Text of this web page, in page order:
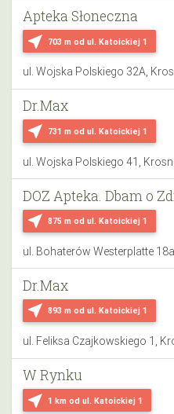
near_me 703 m od ul. Katoickiej 1
Apteka Słoneczna
ul. Wojska Polskiego 32A,
near_me 731 m od ul. Katoickiej 1
Dr.Max
ul. Wojska Polskiego 41,
near_me 875 m od ul. Katoickiej 1
DOZ Apteka. Dbam o
ul. Bohaterów Westerplatte
near_me 893 m od ul. Katoickiej 1
Dr.Max
ul. Feliksa Czajkowskiego 1,
near_me 1 km od ul. Katoickiej 1
W Rynku